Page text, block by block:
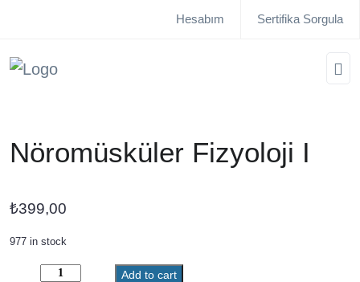
Hesabım Sertifika Sorgula
Nöromüsküler Fizyoloji I
₺399,00
977 in stock
Nöromüsküler
Add to cart